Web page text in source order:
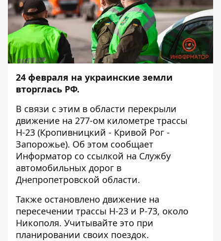
24 февраля на украинские земли
вторглась РФ.
В связи с этим в области перекрыли
движение на 277-ом километре трассы
Н-23 (Кропивницкий - Кривой Рог -
Запорожье). Об этом сообщает
Информатор со ссылкой на Службу
автомобильных дорог в
Днепропетровской области.
Также остановлено движение на
пересечении трассы Н-23 и Р-73, около
Никополя. Учитывайте это при
планировании своих поездок.